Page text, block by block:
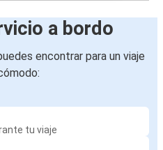
a bordo
encontrar para un viaje
tu viaje